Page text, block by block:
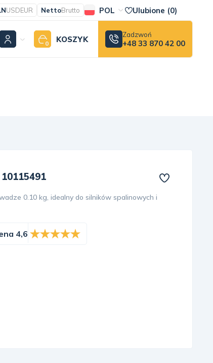
USDEUR NettoBrutto POL Ulubione (0)
0 KOSZYK Zadzwoń
+48 33 870 42 00
0.10 kg, idealny do silników spalinowych i
4,6